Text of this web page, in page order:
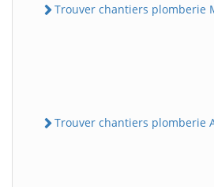
Trouver chantiers plomberie
Trouver chantiers plomberie